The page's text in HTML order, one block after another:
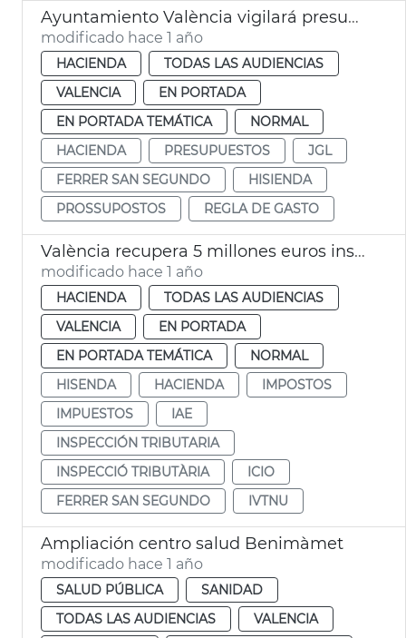
Ayuntamiento València vigilará presupuesto para cumplir regla de gasto
modificado hace 1 año
HACIENDA
TODAS LAS AUDIENCIAS
VALENCIA
EN PORTADA
EN PORTADA TEMÁTICA
NORMAL
HACIENDA
PRESUPUESTOS
JGL
FERRER SAN SEGUNDO
HISIENDA
PROSSUPOSTOS
REGLA DE GASTO
València recupera 5 millones euros inspecciones tributarias 2024
modificado hace 1 año
HACIENDA
TODAS LAS AUDIENCIAS
VALENCIA
EN PORTADA
EN PORTADA TEMÁTICA
NORMAL
HISENDA
HACIENDA
IMPOSTOS
IMPUESTOS
IAE
INSPECCIÓN TRIBUTARIA
INSPECCIÓ TRIBUTÀRIA
ICIO
FERRER SAN SEGUNDO
IVTNU
Ampliación centro salud Benimàmet
modificado hace 1 año
SALUD PÚBLICA
SANIDAD
TODAS LAS AUDIENCIAS
VALENCIA